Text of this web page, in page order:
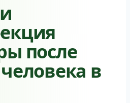
после
в